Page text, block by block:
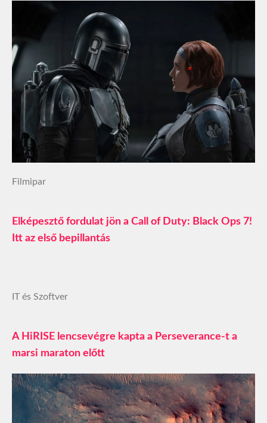
Filmipar
Elképesztő fordulat jön a Call of Duty: Black Ops 7!
Itt az első bepillantás
IT és Szoftver
A HiRISE lencsevégre kapta a Perseverance-t a
marsi maraton előtt